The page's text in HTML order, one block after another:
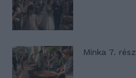
Minka 7. rész